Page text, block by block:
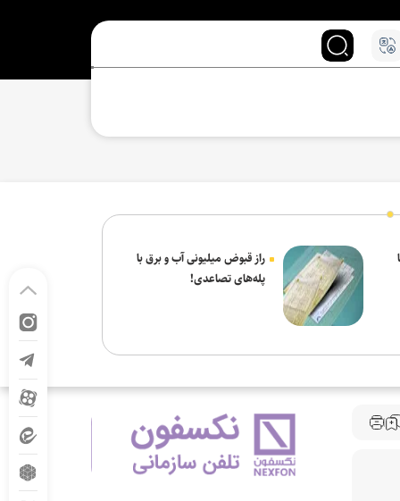
راز قبوض میلیونی آب و برق با
پله‌های تصاعدی!